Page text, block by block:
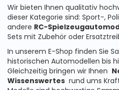
Wir bieten Ihnen qualitativ
dieser Kategorie sind: Sport-,
andere RC-
Sets mit Zubehör oder
In unserem E-Shop finden Sie
historischen Automodellen bis
Gleichzeitig bringen wir Ihnen
Wissenswertes rund ums